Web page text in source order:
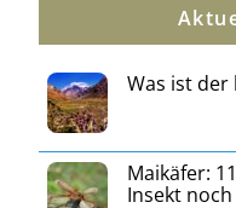
Was ist der
Maikäfer:
Insekt